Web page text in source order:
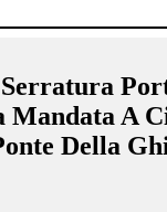
Mandata A
Della